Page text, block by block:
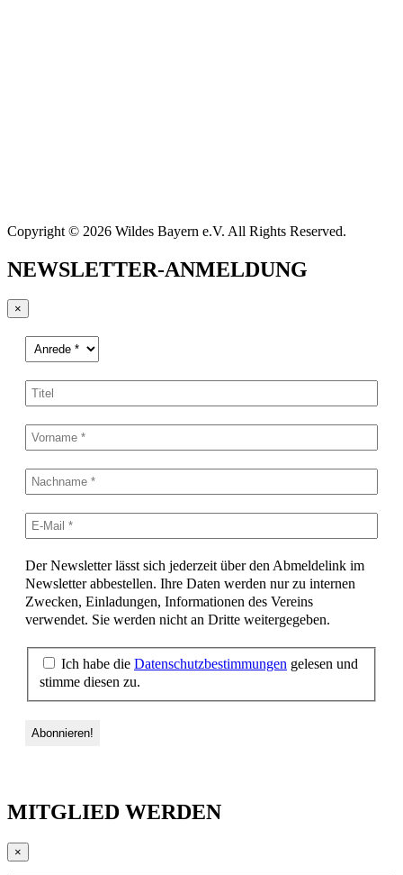
Copyright © 2026 Wildes Bayern e.V. All Rights Reserved.
NEWSLETTER-ANMELDUNG
×
Der Newsletter lässt sich jederzeit über den Abmeldelink im
Newsletter abbestellen. Ihre Daten werden nur zu internen
Zwecken, Einladungen, Informationen des Vereins
verwendet. Sie werden nicht an Dritte weitergegeben.
Ich habe die Datenschutzbestimmungen gelesen und
stimme diesen zu.
MITGLIED WERDEN
×